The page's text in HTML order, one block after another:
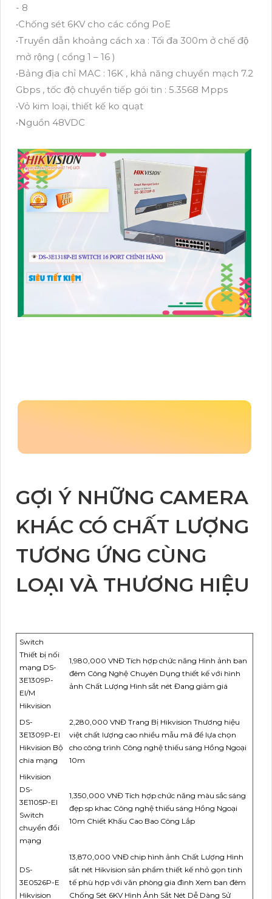
- 8
•Chống sét 6KV cho các cổng PoE
•Truyền dẫn khoảng cách xa : Tối đa 300m ở chế độ
mở rộng ( cổng 1 – 16 )
•Bảng địa chỉ MAC : 16K , khả năng chuyển mạch 7.2
Gbps , tốc độ chuyển tiếp gói tin : 5.3568 Mpps
•Vỏ kim loại, thiết kế ko quạt
•Nguồn 48VDC
GỢI Ý NHỮNG CAMERA
KHÁC CÓ CHẤT LƯỢNG
TƯƠNG ỨNG CÙNG
LOẠI VÀ THƯƠNG HIỆU
Switch
Thiết bị nối
mạng DS-
3E1309P-
EI/M
Hikvision
1,980,000 VNĐ Tích hợp chức năng Hình ảnh ban
đêm Công Nghệ Chuyên Dụng thiết kế với hình
ảnh Chất Lượng Hình sắt nét Đang giảm giá
DS-
3E1309P-EI
Hikvision Bộ
chia mạng
2,280,000 VNĐ Trang Bị Hikvision Thương hiệu
việt chất lượng cao nhiều mẫu mã để lựa chọn
cho công trình Công nghệ thiếu sáng Hồng Ngoại
10m
Hikvision
DS-
3E1105P-EI
Switch
chuyển đổi
mạng
1,350,000 VNĐ Tích hợp chức năng màu sắc sáng
đẹp sp khac Công nghệ thiếu sáng Hồng Ngoại
10m Chiết Khấu Cao Bao Công Lắp
DS-
3E0526P-E
Hikvision
13,870,000 VNĐ chip hình ảnh Chất Lượng Hình
sắt nét Hikvision sản phẩm thiết kế nhỏ gọn tinh
tế phù hợp với văn phòng gia đình Xem ban đêm
Chống Sét 6KV Hình Ảnh Sắt Nét Dễ Dàng Sử